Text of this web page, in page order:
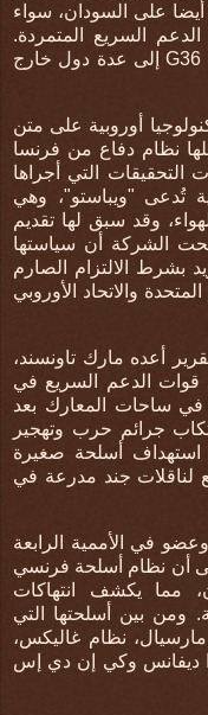
على السودان، سواء
السريع المتمردة.
G36 إلى عدة دول خارج
أوروبية على متن
نظام دفاع من فرنسا
التي أجراها
تُدعى "ويباستو"، وهي
وقد سبق لها تقديم
الشركة أن سياستها
بشرط الالتزام الصارم
والاتحاد الأوروبي
أعده مارك تاونسند،
قوات الدعم السريع في
في ساحات المعارك بعد
جرائم حرب وتهجير
استهداف أسلحة صغيرة
لناقلات جند مدرعة في
في الأممية الرابعة
أن نظام أسلحة فرنسي
مما يكشف انتهاكات
. ومن بين أسلحتها التي
نظام غاليكس،
ديفانس وكي إن دي إس